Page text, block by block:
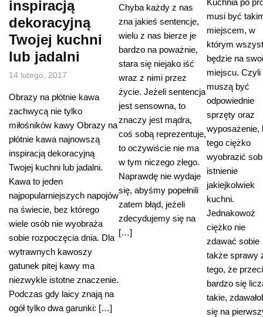
inspiracją
dekoracyjną
Twojej kuchni
lub jadalni
14 lutego, 2017
Obrazy na płótnie kawa
zachwycą nie tylko
miłośników kawy Obrazy na
płótnie kawa najnowszą
inspiracją dekoracyjną
Twojej kuchni lub jadalni.
Kawa to jeden
najpopularniejszych napojów
na świecie, bez którego
wiele osób nie wyobraża
sobie rozpoczęcia dnia. Dla
wytrawnych kawoszy
gatunek pitej kawy ma
niezwykle istotne znaczenie.
Podczas gdy laicy znają na
ogół tylko dwa garunki: […]
Chyba każdy z nas
zna jakieś sentencje,
wielu z nas bierze je
bardzo na poważnie,
stara się niejako iść
wraz z nimi przez
życie. Jeżeli sentencja
jest sensowna, to
znaczy jest mądra,
coś sobą reprezentuje,
to oczywiście nie ma
w tym niczego złego.
Naprawdę nie wydaje
się, abyśmy popełnili
zatem błąd, jeżeli
zdecydujemy się na
[…]
musi być
miejscem, w
którym
będzie na
miejscu. Czyli
muszą być
odpowiednie
sprzęty oraz
wyposażenie,
tego ciężko
wyobrazić
istnienie
jakiejkolwiek
kuchni.
Jednakowoż
ciężko nie
zdawać sobie
także sprawy
tego, że
bardzo się
takie,
się na